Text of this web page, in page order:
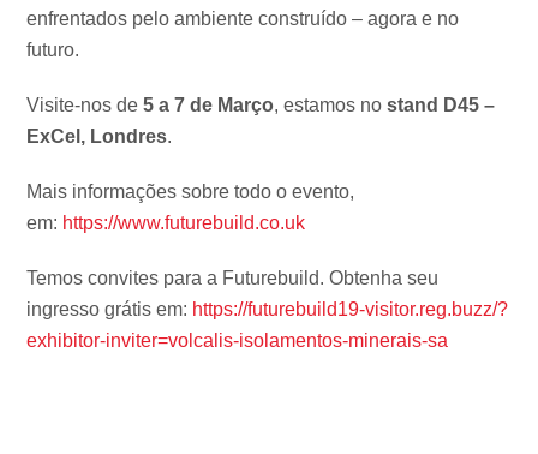
enfrentados pelo ambiente construído – agora e no
futuro.
Visite-nos de5 a 7 de Março, estamos nostand D45 –
ExCel, Londres.
Mais informações sobre todo o evento,
em: https://www.futurebuild.co.uk
Temos convites para a Futurebuild. Obtenha seu
ingresso grátis em: https://futurebuild19-visitor.reg.buzz/?
exhibitor-inviter=volcalis-isolamentos-minerais-sa